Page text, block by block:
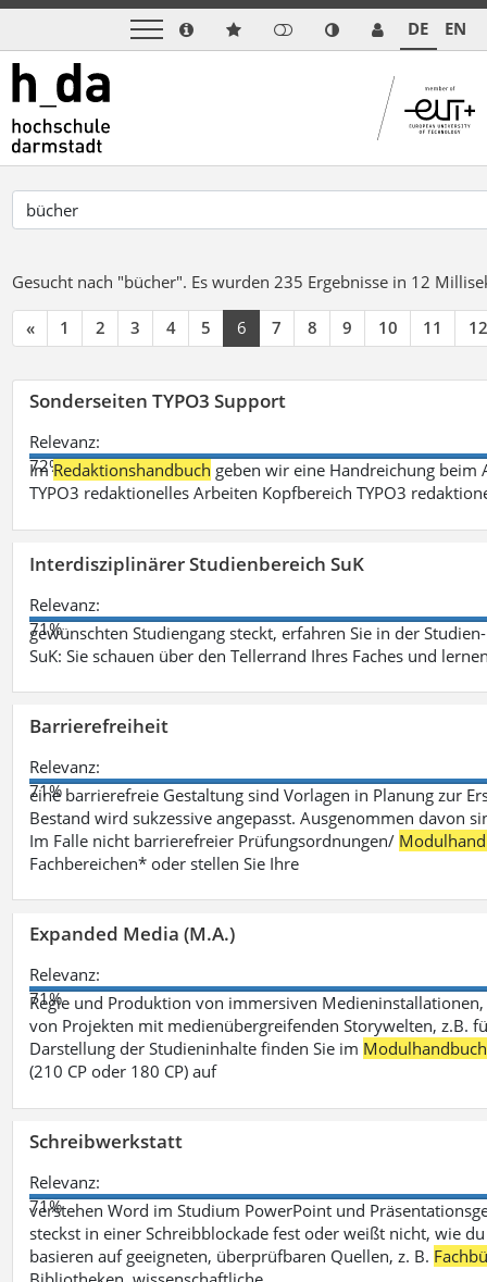
DE EN
Gesucht nach "bücher". Es wurden 235 Ergebnisse in 12
« 1 2 3 4 5 6 7 8 9 10 11 12
Sonderseiten TYPO3 Support
Relevanz:
72%
ImRedaktionshandbuch geben wir eine Handreichung beim
TYPO3 redaktionelles Arbeiten Kopfbereich TYPO3
Interdisziplinärer Studienbereich SuK
Relevanz:
71%
gewünschten Studiengang steckt, erfahren Sie in der
SuK: Sie schauen über den Tellerrand Ihres Faches und
Barrierefreiheit
Relevanz:
71%
eine barrierefreie Gestaltung sind Vorlagen in Planung zur
Bestand wird sukzessive angepasst. Ausgenommen davon
Im Falle nicht barrierefreier Prüfungsordnungen/
Fachbereichen* oder stellen Sie Ihre
Expanded Media (M.A.)
Relevanz:
71%
Regie und Produktion von immersiven
von Projekten mit medienübergreifenden Storywelten, z.B.
Darstellung der Studieninhalte finden Sie im Modulhandbuch
(210 CP oder 180 CP) auf
Schreibwerkstatt
Relevanz:
71%
verstehen Word im Studium PowerPoint und
steckst in einer Schreibblockade fest oder weißt nicht, wie
basieren auf geeigneten, überprüfbaren Quellen, z. B.